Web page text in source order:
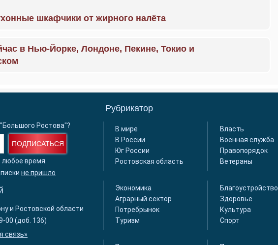
шкафчики от жирного налёта
в Нью-Йорке, Лондоне, Пекине, Токио и
Ростова"?
ПОДПИСАТЬСЯ
время.
не пришло
и Ростовской области
00 (доб. 136)
связь»
Рубрикатор
В мире
В России
Юг России
Ростовская область
Власть
Военная служба
Правопорядок
Ветераны
Экономика
Аграрный сектор
Потребрынок
Туризм
Благоустройство
Здоровье
Культура
Спорт